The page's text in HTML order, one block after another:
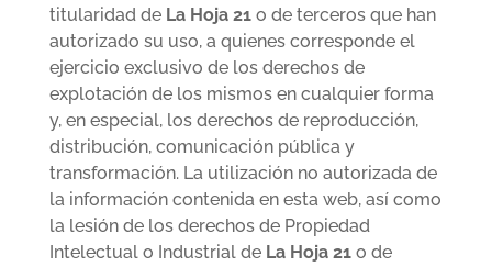
titularidad de La Hoja 21o de terceros que han
autorizado su uso, a quienes corresponde el
ejercicio exclusivo de los derechos de
explotación de los mismos en cualquier forma
y, en especial, los derechos de reproducción,
distribución, comunicación pública y
transformación. La utilización no autorizada de
la información contenida en esta web, así como
la lesión de los derechos de Propiedad
Intelectual o Industrial de La Hoja 21o de